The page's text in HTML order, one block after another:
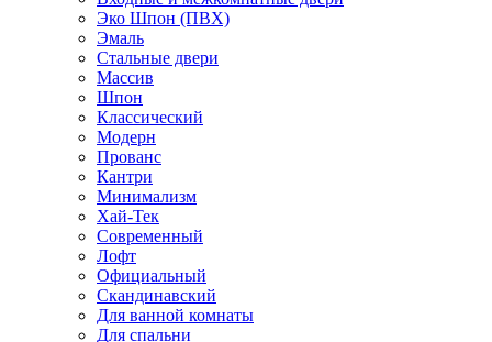
Эко Шпон (ПВХ)
Эмаль
Стальные двери
Массив
Шпон
Классический
Модерн
Прованс
Кантри
Минимализм
Хай-Тек
Современный
Лофт
Официальный
Скандинавский
Для ванной комнаты
Для спальни